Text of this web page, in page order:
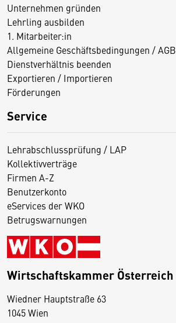
Unternehmen gründen
Lehrling ausbilden
1. Mitarbeiter:in
Allgemeine Geschäftsbedingungen / AGB
Dienstverhältnis beenden
Exportieren / Importieren
Förderungen
Service
Lehrabschlussprüfung / LAP
Kollektivverträge
Firmen A-Z
Benutzerkonto
eServices der WKO
Betrugswarnungen
Wirtschaftskammer Österreich
Wiedner Hauptstraße 63
1045 Wien
D